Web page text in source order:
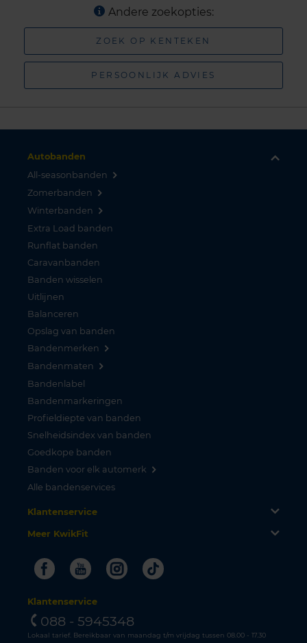
Andere zoekopties:
ZOEK OP KENTEKEN
PERSOONLIJK ADVIES
Autobanden
All-seasonbanden
Zomerbanden
Winterbanden
Extra Load banden
Runflat banden
Caravanbanden
Banden wisselen
Uitlijnen
Balanceren
Opslag van banden
Bandenmerken
Bandenmaten
Bandenlabel
Bandenmarkeringen
Profieldiepte van banden
Snelheidsindex van banden
Goedkope banden
Banden voor elk automerk
Alle bandenservices
Klantenservice
Meer KwikFit
FacebookYoutubeInstagram
Tiktok
Klantenservice
088 - 5945348
Lokaal tarief. Bereikbaar van maandag t/m vrijdag tussen 08.00 - 17.30